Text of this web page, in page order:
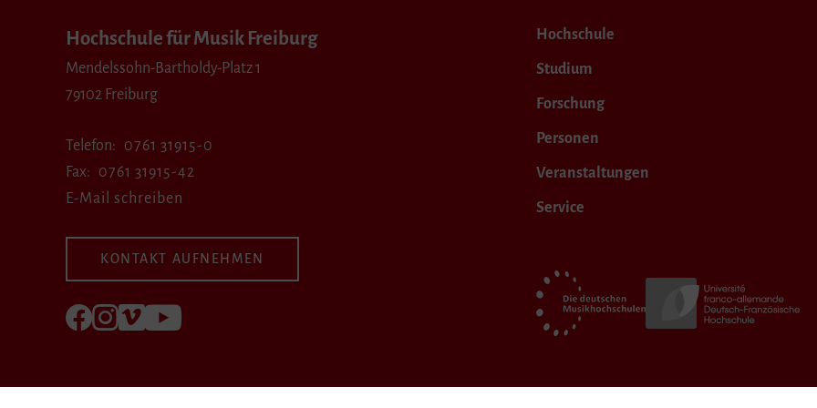
Hochschule für Musik Freiburg
Mendelssohn-Bartholdy-Platz 1
79102 Freiburg
Telefon
0761 31915-0
Fax
0761 31915-42
E-Mail schreiben
KONTAKT AUFNEHMEN
Folgen Sie uns auf Facebook
Folgen Sie uns auf Instagram
Besuchen Sie uns bei Vimeo
Hochschule
Studium
Forschung
Personen
Veranstaltungen
Service